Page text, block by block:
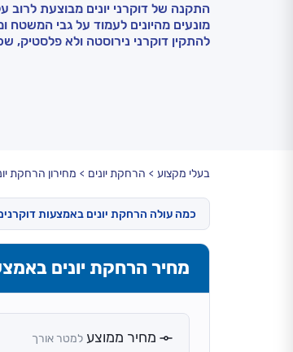
התקנה של דוקרני יונים מבוצעת לרוב
מונעים מהיונים לעמוד על גבי המשטח
להתקין דוקרני נירוסטה ולא פלסטיק,
בעלי מקצוע הרחקת יונים מחירון הרחקת
כמה עולה הרחקת יונים באמצעות
מחיר הרחקת יונים
מחיר ממוצע למטר אורך